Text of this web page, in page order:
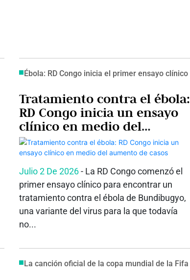
Ébola: RD Congo inicia el primer ensayo clínico
Tratamiento contra el ébola:
RD Congo inicia un ensayo
clínico en medio del
aumento de casos
Julio 2 De 2026- La RD Congo comenzó el
primer ensayo clínico para encontrar un
tratamiento contra el ébola de Bundibugyo,
una variante del virus para la que todavía
no...
La canción oficial de la copa mundial de la Fifa